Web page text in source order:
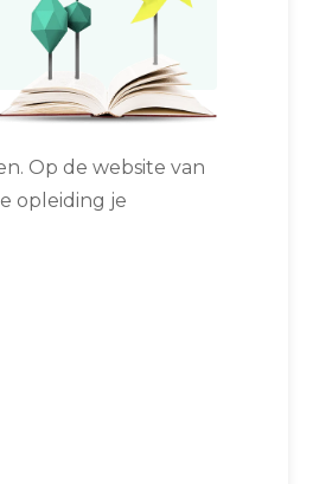
Op de website van
opleiding je